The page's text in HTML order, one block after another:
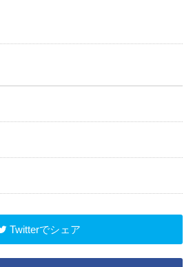
Twitterでシェア